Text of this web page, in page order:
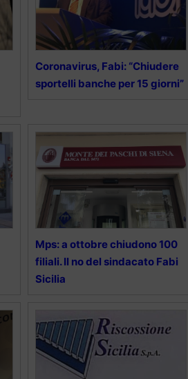
Coronavirus, Fabi: “Chiudere
sportelli banche per 15 giorni”
Mps: a ottobre chiudono 100
filiali. Il no del sindacato Fabi
Sicilia